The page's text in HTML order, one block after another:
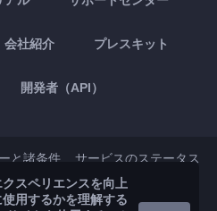
会社紹介 プレスキット
開発者（API）
と諸条件 サービスのステータス
Google Play
スペリエンスを向上
用するかを理解する